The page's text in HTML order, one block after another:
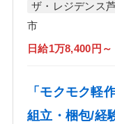
ザ・レジデンス
市
日給1万8,400円～
「モクモク軽
組立・梱包/経